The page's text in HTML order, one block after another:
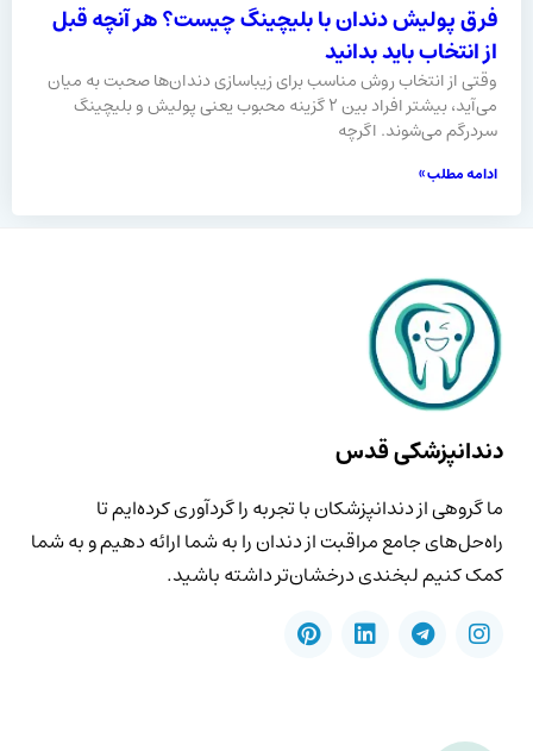
فرق پولیش دندان با بلیچینگ چیست؟ هر آنچه قبل
از انتخاب باید بدانید
وقتی از انتخاب روش مناسب برای زیباسازی دندان‌ها صحبت به میان
می‌آید، بیشتر افراد بین ۲ گزینه محبوب یعنی پولیش و بلیچینگ
سردرگم می‌شوند. اگرچه
ادامه مطلب »
دندانپزشکی قدس
ما گروهی از دندانپزشکان با تجربه را گردآوری کرده‌ایم تا
راه‌حل‌های جامع مراقبت از دندان را به شما ارائه دهیم و به شما
کمک کنیم لبخندی درخشان‌تر داشته باشید.